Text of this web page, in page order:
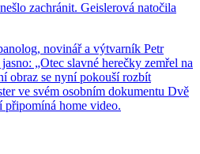
zachránit. Geislerová natočila
novinář a výtvarník Petr
„Otec slavné herečky zemřel na
obraz se nyní pokouší rozbít
ve svém osobním dokumentu Dvě
připomíná home video.